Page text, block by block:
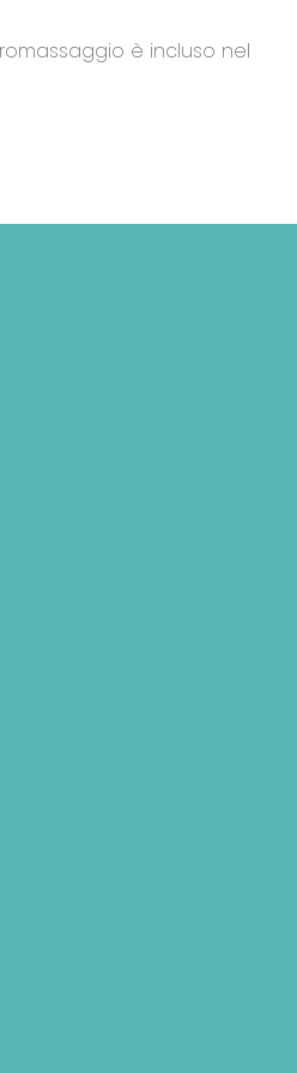
è incluso nel